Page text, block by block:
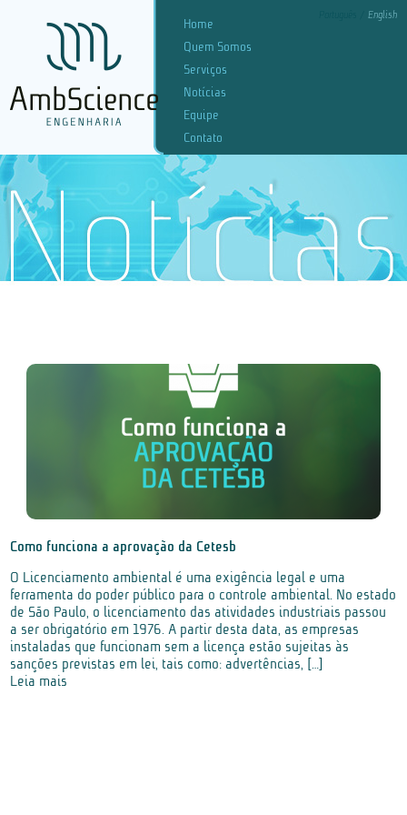
English
Home
Quem Somos
Serviços
Notícias
Equipe
Contato
Como funciona a aprovação da Cetesb
O Licenciamento ambiental é uma exigência legal e uma
ferramenta do poder público para o controle ambiental. No estado
de São Paulo, o licenciamento das atividades industriais passou
a ser obrigatório em 1976. A partir desta data, as empresas
instaladas que funcionam sem a licença estão sujeitas às
sanções previstas em lei, tais como: advertências, […]
Leia mais